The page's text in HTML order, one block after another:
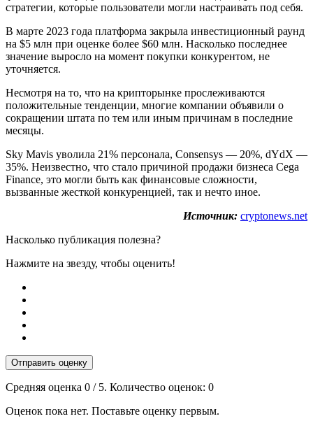
стратегии, которые пользователи могли настраивать под себя.
В марте 2023 года платформа закрыла инвестиционный раунд
на $5 млн при оценке более $60 млн. Насколько последнее
значение выросло на момент покупки конкурентом, не
уточняется.
Несмотря на то, что на крипторынке прослеживаются
положительные тенденции, многие компании объявили о
сокращении штата по тем или иным причинам в последние
месяцы.
Sky Mavis уволила 21% персонала, Consensys — 20%, dYdX —
35%. Неизвестно, что стало причиной продажи бизнеса Cega
Finance, это могли быть как финансовые сложности,
вызванные жесткой конкуренцией, так и нечто иное.
Источник: cryptonews.net
Насколько публикация полезна?
Нажмите на звезду, чтобы оценить!
Отправить оценку
Средняя оценка 0 / 5. Количество оценок: 0
Оценок пока нет. Поставьте оценку первым.